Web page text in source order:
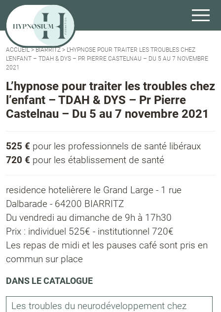
ACCUEIL>BIARRITZ > L’HYPNOSE POUR TRAITER LES TROUBLES CHEZ
L’ENFANT – TDAH & DYS – PR PIERRE CASTELNAU – DU 5 AU 7 NOVEMBRE
2021
L’hypnose pour traiter les troubles chez
l’enfant – TDAH & DYS – Pr Pierre
Castelnau – Du 5 au 7 novembre 2021
525 € pour les professionnels de santé libéraux
720 € pour les établissement de santé
residence hotelièrere le Grand Large - 1 rue
Dalbarade - 64200 BIARRITZ
Du vendredi au dimanche de 9h à 17h30
Prix : individuel 525€ - institutionnel 720€
Les repas de midi et les pauses café sont pris en
commun sur place
DANS LE CATALOGUE
Les troubles du neurodéveloppement chez